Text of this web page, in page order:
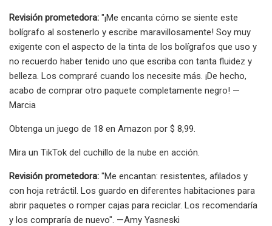
Revisión prometedora: "¡Me encanta cómo se siente este
bolígrafo al sostenerlo y escribe maravillosamente! Soy muy
exigente con el aspecto de la tinta de los bolígrafos que uso y
no recuerdo haber tenido uno que escriba con tanta fluidez y
belleza. Los compraré cuando los necesite más. ¡De hecho,
acabo de comprar otro paquete completamente negro! —
Marcia
Obtenga un juego de 18 en Amazon por $ 8,99.
Mira un TikTok del cuchillo de la nube en acción.
Revisión prometedora: "Me encantan: resistentes, afilados y
con hoja retráctil. Los guardo en diferentes habitaciones para
abrir paquetes o romper cajas para reciclar. Los recomendaría
y los compraría de nuevo". —Amy Yasneski